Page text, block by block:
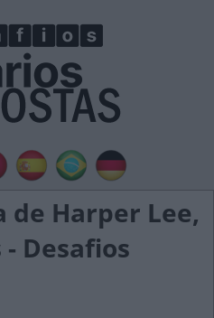
de Harper Lee,
- Desafios